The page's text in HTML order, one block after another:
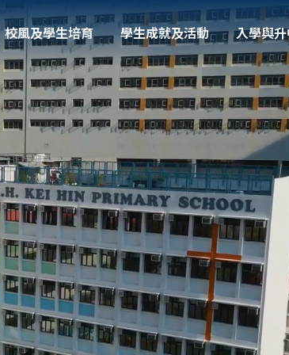
校風及學生培育 學生成就及活動 入學與